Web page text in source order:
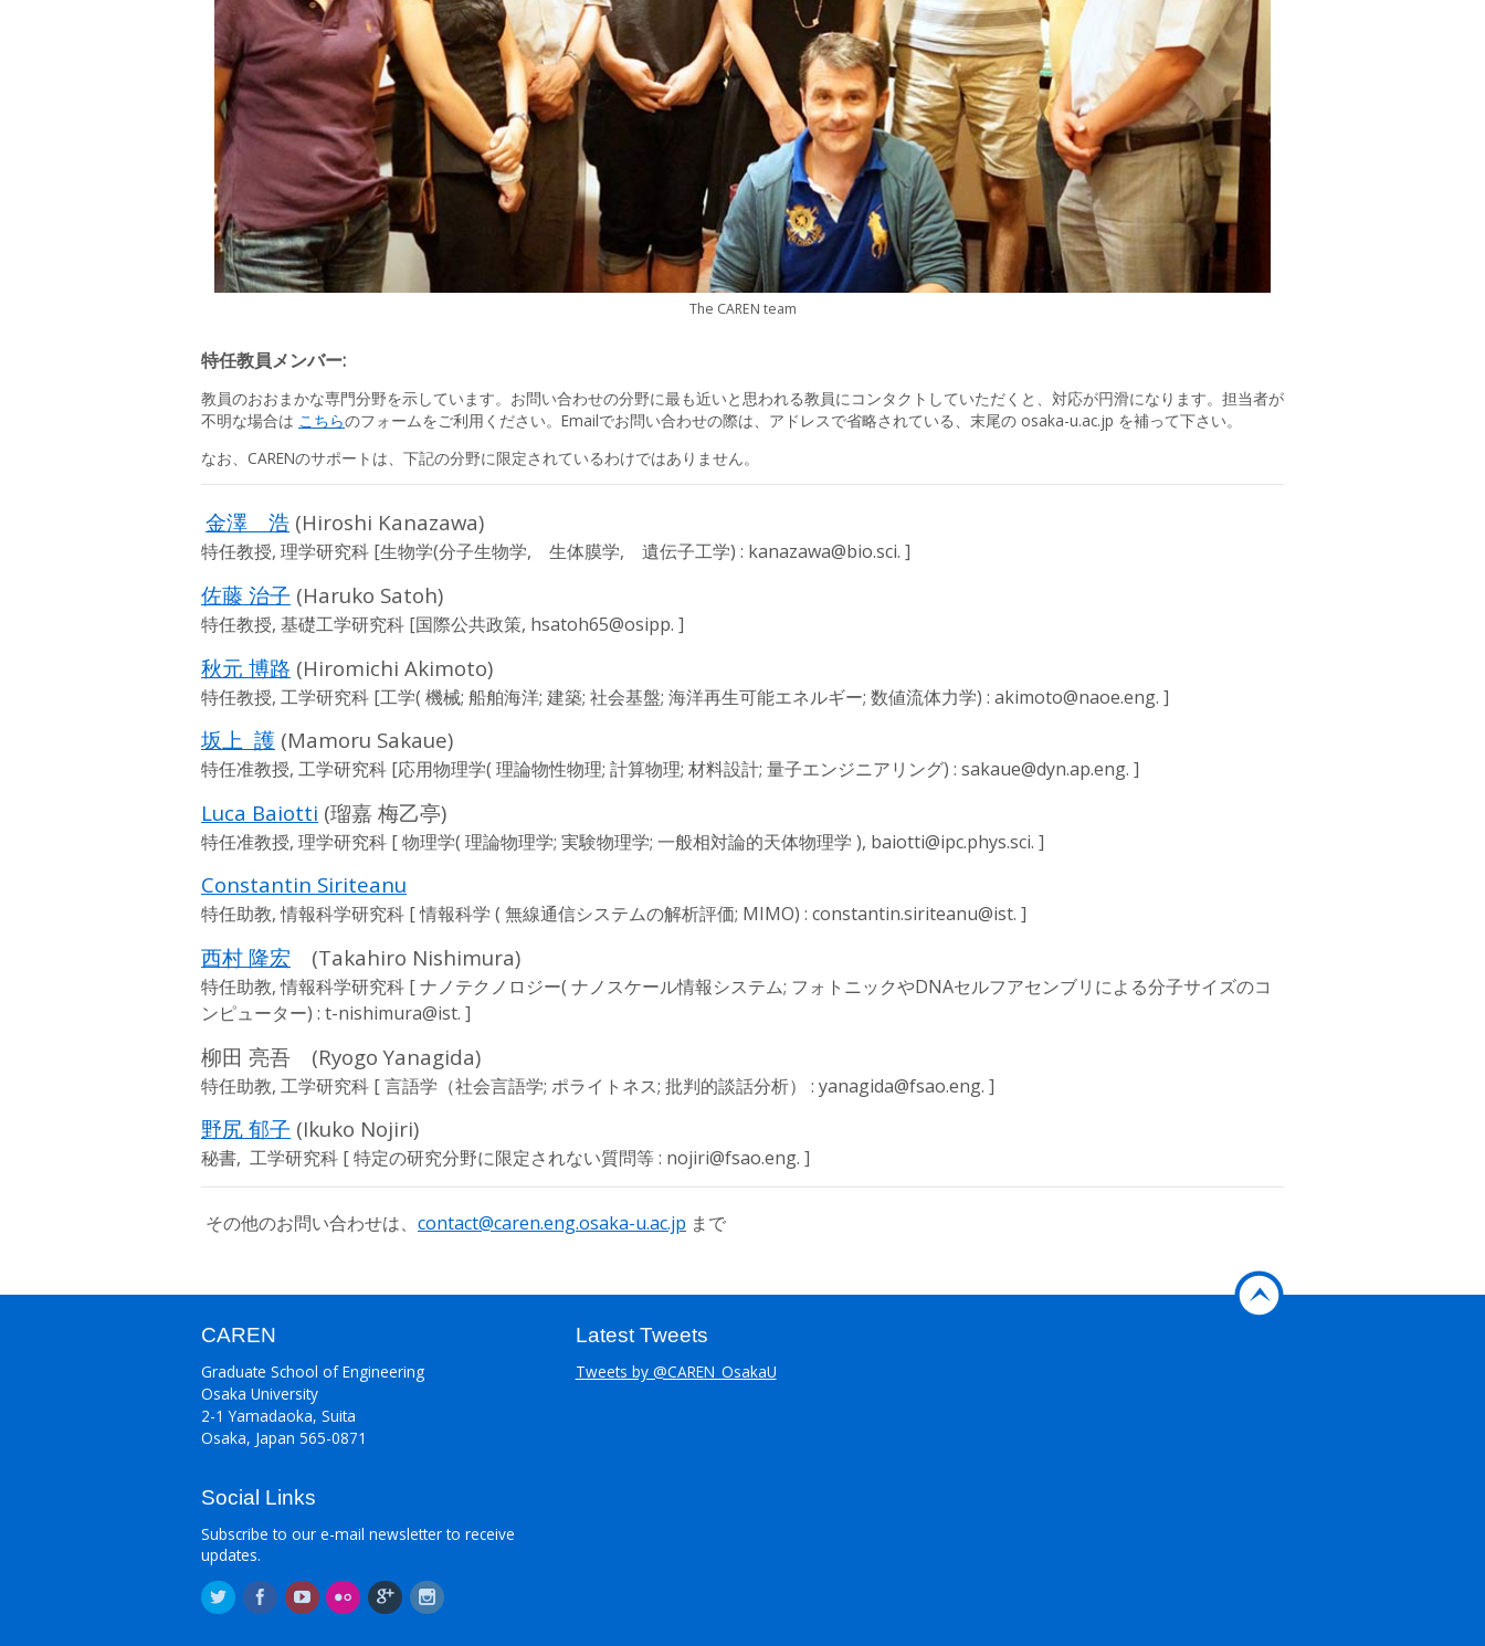
The CAREN team
特任教員メンバー:
教員のおおまかな専門分野を示しています。お問い合わせの分野に最も近いと思われる教員にコンタクトしていただくと、対応が円滑になります。担当者が
不明な場合は こちらのフォームをご利用ください。Emailでお問い合わせの際は、アドレスで省略されている、末尾の osaka-u.ac.jp を補って下さい。
なお、CARENのサポートは、下記の分野に限定されているわけではありません。
金澤 浩 (Hiroshi Kanazawa)
特任教授, 理学研究科 [生物学(分子生物学, 生体膜学, 遺伝子工学) : kanazawa@bio.sci. ]
佐藤 治子 (Haruko Satoh)
特任教授, 基礎工学研究科 [国際公共政策, hsatoh65@osipp. ]
秋元 博路 (Hiromichi Akimoto)
特任教授, 工学研究科 [工学( 機械; 船舶海洋; 建築; 社会基盤; 海洋再生可能エネルギー; 数値流体力学) : akimoto@naoe.eng. ]
坂上 護 (Mamoru Sakaue)
特任准教授, 工学研究科 [応用物理学( 理論物性物理; 計算物理; 材料設計; 量子エンジニアリング) : sakaue@dyn.ap.eng. ]
Luca Baiotti (瑠嘉 梅乙亭)
特任准教授, 理学研究科 [ 物理学( 理論物理学; 実験物理学; 一般相対論的天体物理学 ), baiotti@ipc.phys.sci. ]
Constantin Siriteanu
特任助教, 情報科学研究科 [ 情報科学 ( 無線通信システムの解析評価; MIMO) : constantin.siriteanu@ist. ]
西村 隆宏 (Takahiro Nishimura)
特任助教, 情報科学研究科 [ ナノテクノロジー( ナノスケール情報システム; フォトニックやDNAセルフアセンブリによる分子サイズのコ
ンピューター) : t-nishimura@ist. ]
柳田 亮吾 (Ryogo Yanagida)
特任助教, 工学研究科 [ 言語学（社会言語学; ポライトネス; 批判的談話分析） : yanagida@fsao.eng. ]
野尻 郁子 (Ikuko Nojiri)
秘書, 工学研究科 [ 特定の研究分野に限定されない質問等 : nojiri@fsao.eng. ]
その他のお問い合わせは、 contact@caren.eng.osaka-u.ac.jp まで
CAREN
Graduate School of Engineering
Osaka University
2-1 Yamadaoka, Suita
Osaka, Japan 565-0871
Social Links
Subscribe to our e-mail newsletter to receive
updates.
Latest Tweets
Tweets by @CAREN_OsakaU